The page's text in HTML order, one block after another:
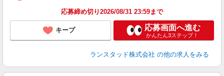
応募締め切り2026/08/31 23:59まで
キープ 応募画面へ進む
かんたん3ステップ！
ランスタッド株式会社 の他の求人をみる